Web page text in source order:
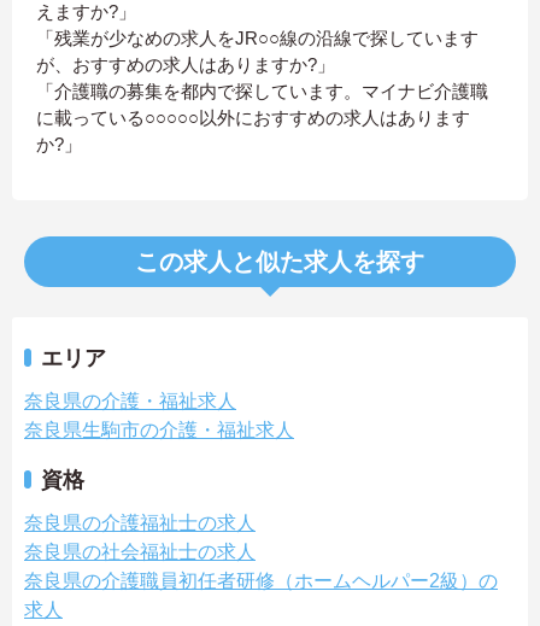
えますか?」
「残業が少なめの求人をJR○○線の沿線で探しています
が、おすすめの求人はありますか?」
「介護職の募集を都内で探しています。マイナビ介護職
に載っている○○○○○以外におすすめの求人はあります
か?」
この求人と似た求人を探す
エリア
奈良県の介護・福祉求人
奈良県生駒市の介護・福祉求人
資格
奈良県の介護福祉士の求人
奈良県の社会福祉士の求人
奈良県の介護職員初任者研修（ホームヘルパー2級）の
求人